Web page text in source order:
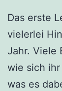
Das erste
vielerlei
Jahr. Viele
wie sich
was es